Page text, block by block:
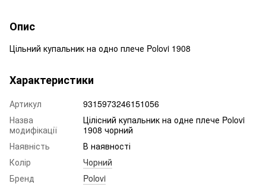
Опис
Цільний купальник на одно плече Polovi 1908
Характеристики
Артикул
9315973246151056
Назва
модифікації
Цілісний купальник на одне плече Polovi
1908 чорний
Наявність
В наявності
Колір
Чорний
Бренд
Polovi